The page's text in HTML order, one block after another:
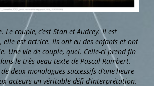
Le couple, c’est Stan et Audrey. Il est
elle est actrice. Ils ont eu des enfants et ont
Une vie de couple, quoi. Celle-ci prend fin
le très beau texte de Pascal Rambert.
deux monologues successifs d’une heure
acteurs un véritable défi d’interprétation.